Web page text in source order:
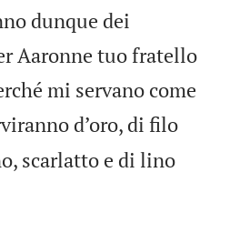
dunque dei
Aaronne tuo fratello
mi servano come
d’oro, di filo
scarlatto e di lino